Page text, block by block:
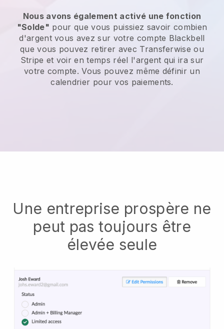
Nous avons également activé une fonction
"Solde" pour que vous puissiez savoir combien
d'argent vous avez sur votre compte Blackbell
que vous pouvez retirer avec Transferwise ou
Stripe et voir en temps réel l'argent qui ira sur
votre compte. Vous pouvez même définir un
calendrier pour vos paiements.
Une entreprise prospère ne
peut pas toujours être
élevée seule